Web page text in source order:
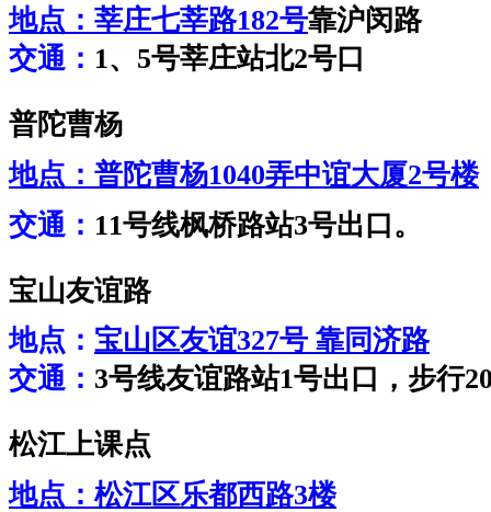
地点： 莘庄七莘路182号靠沪闵路
交通： 1、5号莘庄站北2号口
普陀曹杨
地点： 普陀曹杨1040弄中谊大厦2号楼
交通： 11号线枫桥路站3号出口。
宝山友谊路
地点： 宝山区友谊327号 靠同济路
交通： 3号线友谊路站1号出口，步行
松江上课点
地点： 松江区乐都西路3楼